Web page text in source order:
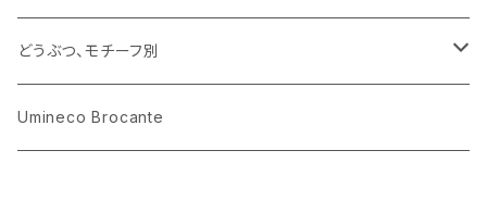
プレート
ホーロー
メタル
どうぶつ、モチーフ別
くま、ベア
Umineco Brocante